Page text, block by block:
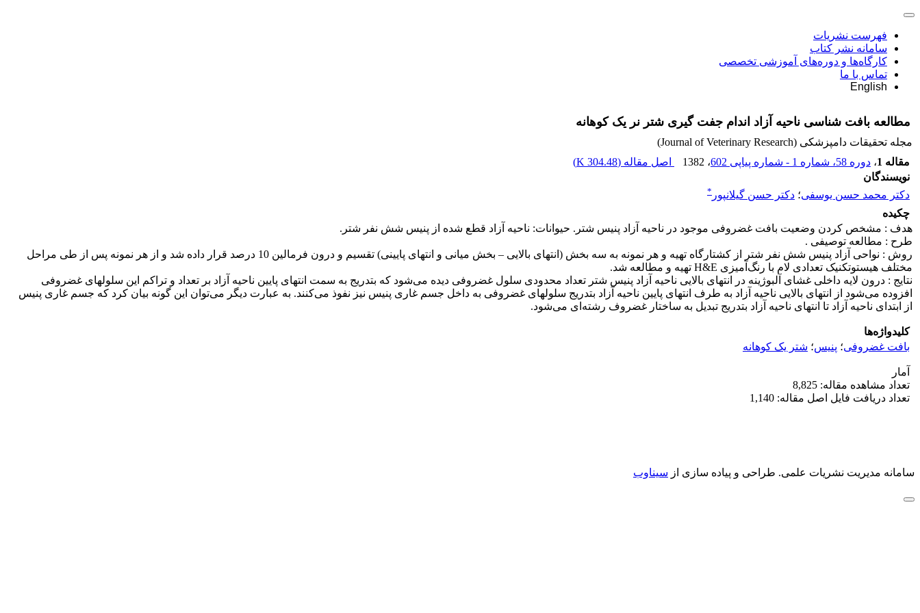
فهرست نشریات
سامانه نشر کتاب
کارگاه‌ها و دوره‌های آموزشی تخصصی
تماس با ما
English
مطالعه بافت شناسی ناحیه آزاد اندام جفت گیری شتر نر یک کوهانه
مجله تحقیقات دامپزشکی (Journal of Veterinary Research)
مقاله 1
، دوره 58، شماره 1 - شماره پیاپی 602 ، 1382 اصل مقاله (304.48 K
)
نویسندگان
دکتر محمد حسن یوسفی؛ دکتر حسن گیلانپور *
چکیده
هدف : مشخص کردن وضعیت بافت غضروفی موجود در ناحیه آزاد پنیس شتر. حیوانات: ناحیه آزاد قطع شده از پنیس شش نفر شتر.
طرح : مطالعه توصیفی .
روش : نواحی آزاد پنیس شش نفر شتر از کشتارگاه تهیه و هر نمونه به سه بخش (انتهای بالایی – بخش میانی و انتهای پایینی) تقسیم و درون فرمالین 10 درصد قرار داده شد و از هر نمونه پس از طی مراحل
مختلف هیستوتکنیک تعدادی لام با رنگ‌آمیزی H&E تهیه و مطالعه شد.
نتایج : درون لایه داخلی غشای آلبوژینه در انتهای بالایی ناحیه آزاد پنیس شتر تعداد محدودی سلول غضروفی دیده می‌شود که بتدریج به سمت انتهای پایین ناحیه آزاد بر تعداد و تراکم این سلولهای غضروفی
افزوده می‌شود از انتهای بالایی ناحیه آزاد به طرف انتهای پایین ناحیه آزاد بتدریج سلولهای غضروفی به داخل جسم غاری پنیس نیز نفوذ می‌کنند. به عبارت دیگر می‌توان این گونه بیان کرد که جسم غاری پنیس
از ابتدای ناحیه آزاد تا انتهای ناحیه آزاد بتدریج تبدیل به ساختار غضروف رشته‌ای می‌شود.
کلیدواژه‌ها
بافت غضروفی؛ پنیس؛ شتر یک کوهانه
آمار
تعداد مشاهده مقاله: 8,825
تعداد دریافت فایل اصل مقاله: 1,140
سامانه مدیریت نشریات علمی. طراحی و پیاده سازی از سیناوب